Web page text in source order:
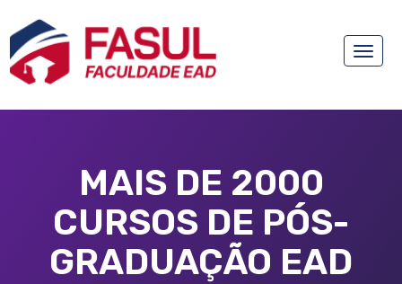
Toggle
MAIS DE 2000
CURSOS DE PÓS-
GRADUAÇÃO EAD